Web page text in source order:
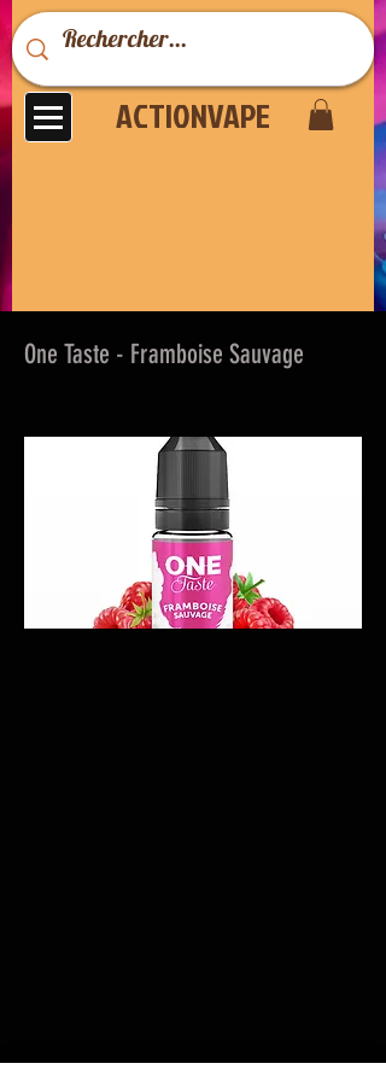
ACTIONVAPE
One Taste - Framboise Sauvage